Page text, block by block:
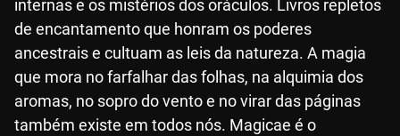
internas e os mistérios dos oráculos. Livros repletos
de encantamento que honram os poderes
ancestrais e cultuam as leis da natureza. A magia
que mora no farfalhar das folhas, na alquimia dos
aromas, no sopro do vento e no virar das páginas
também existe em todos nós. Magicae é o